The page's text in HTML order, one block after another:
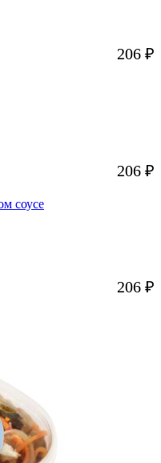
206 ₽
206 ₽
206 ₽